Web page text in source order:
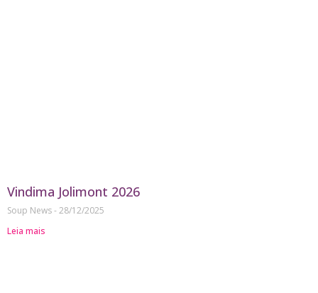
Vindima Jolimont 2026
Soup News 28/12/2025
Leia mais